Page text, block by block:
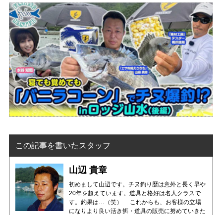
この記事を書いたスタッフ
山辺 貴章
初めまして山辺です。チヌ釣り歴は意外と長く早や
20年を超えています。道具と格好は名人クラスで
す。釣果は…（笑） これからも、お客様の立場
になりより良い活き餌・道具の販売に努めていきた